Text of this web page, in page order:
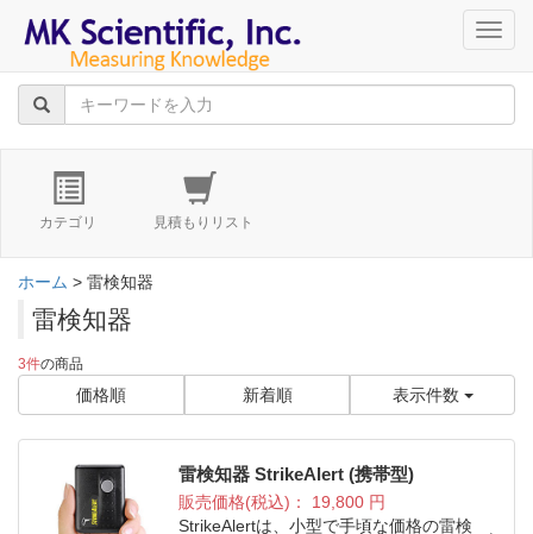
カテゴリ 見積もりリスト
ホーム > 雷検知器
雷検知器
3件の商品
価格順 新着順 表示件数
雷検知器 StrikeAlert (携帯型)
販売価格(税込)： 19,800円
StrikeAlertは、小型で手頃な価格の雷検